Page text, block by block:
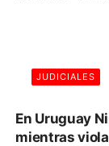
JUDICIALES
En Uruguay
mientras